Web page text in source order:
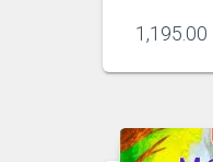
1,195.00